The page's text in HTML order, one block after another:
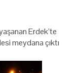
Erdek’te
meydana çıktı